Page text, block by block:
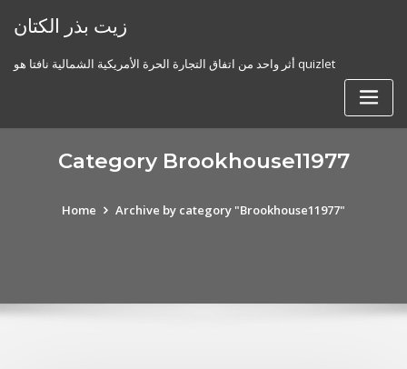
زيت بذر الكتان
أثر واحد من اتفاق التجارة الحرة الأمريكية الشمالية نافتا هو quizlet
Category Brookhouse11977
Home Archive by category "Brookhouse11977"